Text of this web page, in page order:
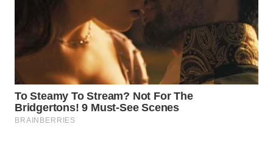
WN
CIANJUR
KEPULAUAN
SERIBU